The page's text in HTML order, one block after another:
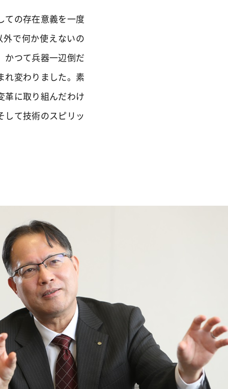
の存在意義を一度
で何か使えないの
かつて兵器一辺倒だ
れ変わりました。素
革に取り組んだわけ
して技術のスピリッ